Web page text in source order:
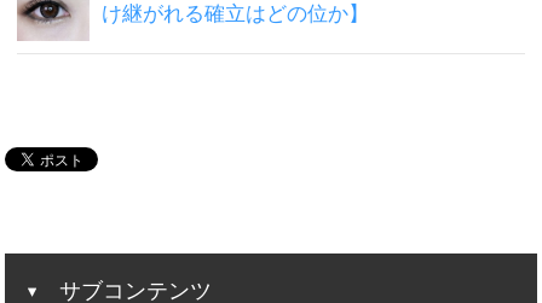
け継がれる確立はどの位か】
サブコンテンツ